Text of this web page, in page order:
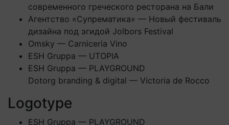
современного греческого ресторана на Бали
Агентство «Супрематика» — Новый фестиваль
дизайна под эгидой Jolbors Festival
Omsky — Carniceria Vino
ESH Gruppa — UTOPIA
ESH Gruppa — PLAYGROUND
Dotorg branding & digital — Victoria de Rocco
Logotype
ESH Gruppa — PLAYGROUND